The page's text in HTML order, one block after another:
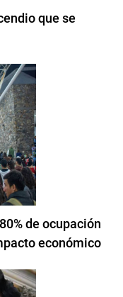
que se
de ocupación
económico